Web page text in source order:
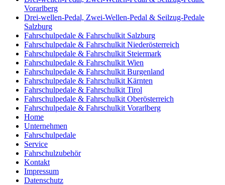
Vorarlberg
Drei-wellen-Pedal, Zwei-Wellen-Pedal & Seilzug-Pedale
Salzburg
Fahrschulpedale & Fahrschulkit Salzburg
Fahrschulpedale & Fahrschulkit Niederösterreich
Fahrschulpedale & Fahrschulkit Steiermark
Fahrschulpedale & Fahrschulkit Wien
Fahrschulpedale & Fahrschulkit Burgenland
Fahrschulpedale & Fahrschulkit Kärnten
Fahrschulpedale & Fahrschulkit Tirol
Fahrschulpedale & Fahrschulkit Oberösterreich
Fahrschulpedale & Fahrschulkit Vorarlberg
Home
Unternehmen
Fahrschulpedale
Service
Fahrschulzubehör
Kontakt
Impressum
Datenschutz